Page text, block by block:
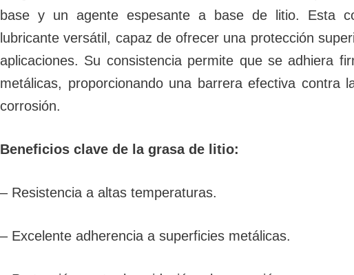
base y un agente espesante a base de litio. Esta
lubricante versátil, capaz de ofrecer una protección
aplicaciones. Su consistencia permite que se adhiera
metálicas, proporcionando una barrera efectiva contra
corrosión.
Beneficios clave de la grasa de litio:
– Resistencia a altas temperaturas.
– Excelente adherencia a superficies metálicas.